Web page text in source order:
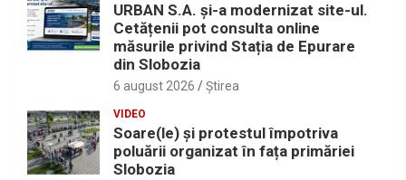
URBAN S.A. și-a modernizat site-ul.
Cetățenii pot consulta online
măsurile privind Stația de Epurare
din Slobozia
6 august 2026 Ştirea
VIDEO
Soare(le) și protestul împotriva
poluării organizat în fața primăriei
Slobozia